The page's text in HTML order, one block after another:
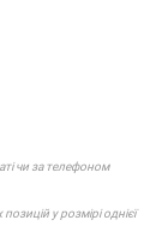
чи за телефоном
у розмірі однієї